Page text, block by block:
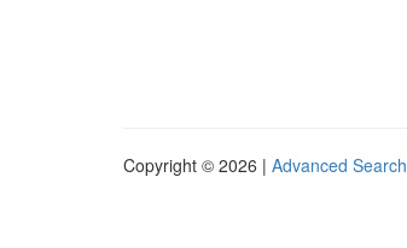
Copyright © 2026 | Advanced Search